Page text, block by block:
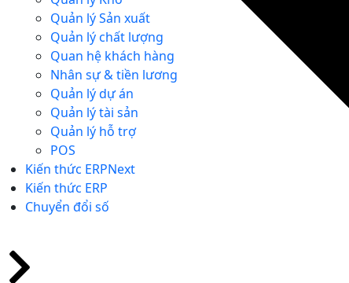
Quản lý Sản xuất
Quản lý chất lượng
Quan hệ khách hàng
Nhân sự & tiền lương
Quản lý dự án
Quản lý tài sản
Quản lý hỗ trợ
POS
Kiến thức ERPNext
Kiến thức ERP
Chuyển đổi số